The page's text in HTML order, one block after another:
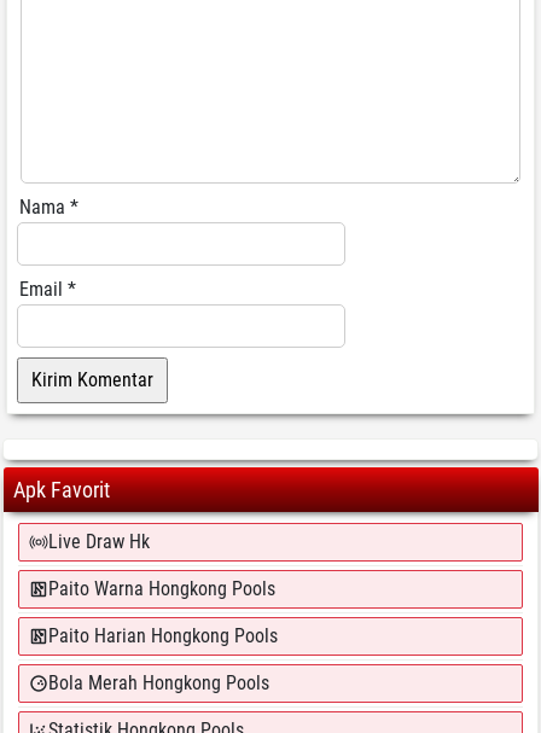
Nama *
Email *
Apk Favorit
Live Draw Hk
Paito Warna Hongkong Pools
Paito Harian Hongkong Pools
Bola Merah Hongkong Pools